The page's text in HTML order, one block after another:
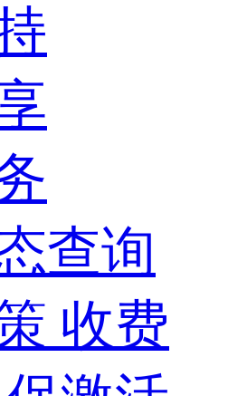
查询
收费